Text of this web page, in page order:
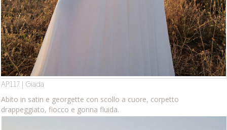
AP117 | Giada
Abito in satin e georgette con scollo a cuore, corpetto
drappeggiato, fiocco e gonna fluida.